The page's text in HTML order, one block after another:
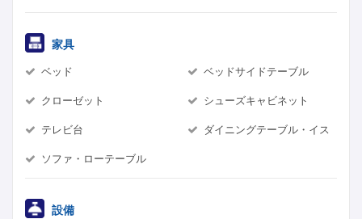
家具
ベッド ベッドサイドテーブル
クローゼット シューズキャビネット
テレビ台 ダイニングテーブル・イス
ソファ・ローテーブル
設備